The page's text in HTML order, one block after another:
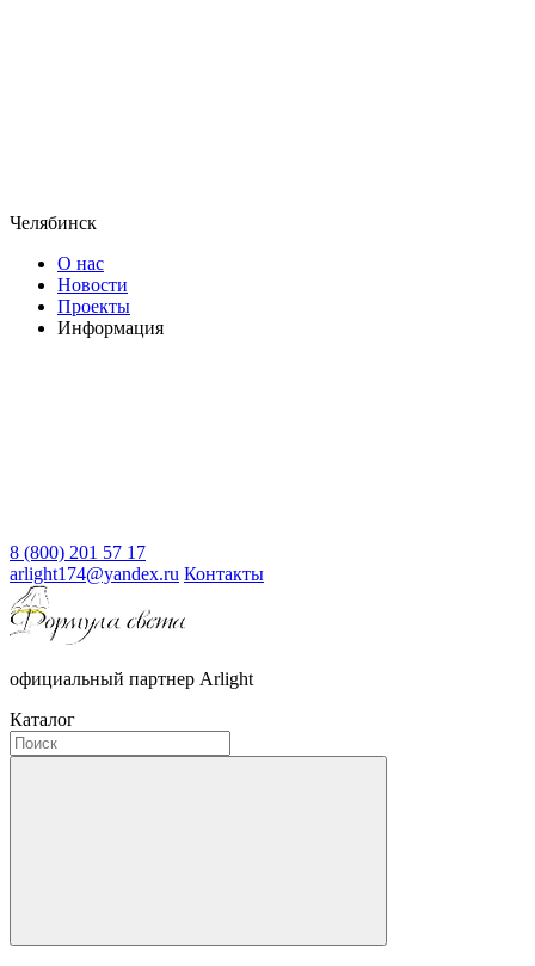
Челябинск
О нас
Новости
Проекты
Информация
8 (800) 201 57 17
arlight174@yandex.ru Контакты
официальный партнер Arlight
Каталог